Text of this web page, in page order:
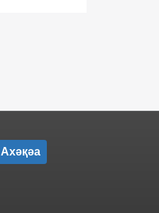
Ахәқәа